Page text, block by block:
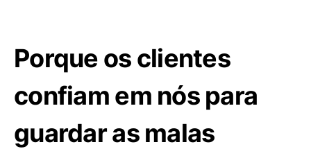
Porque os clientes
confiam em nós para
guardar as malas